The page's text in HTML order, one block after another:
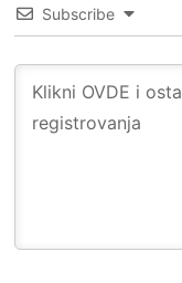
Subscribe